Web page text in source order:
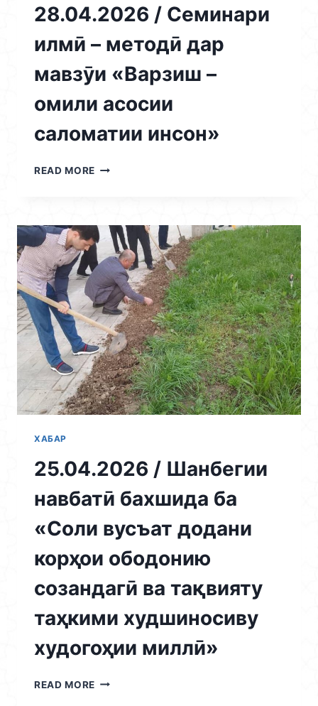
ВА
ДОНИШҶӮЁН
28.04.2026 / Семинари
илмӣ – методӣ дар
мавзӯи «Варзиш –
омили асосии
саломатии инсон»
READ MORE 28.04.2026
–
МЕТОДӢ
ДАР
МАВЗӮИ
«ВАРЗИШ
–
ОМИЛИ
АСОСИИ
САЛОМАТИИ
ИНСОН»
ХАБАР
25.04.2026 / Шанбегии
навбатӣ бахшида ба
«Соли вусъат додани
корҳои ободонию
созандагӣ ва тақвияту
таҳкими худшиносиву
худогоҳии миллӣ»
READ MORE 25.04.2026